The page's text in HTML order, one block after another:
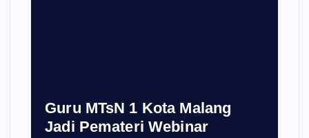
Guru MTsN 1 Kota Malang
Jadi Pemateri Webinar